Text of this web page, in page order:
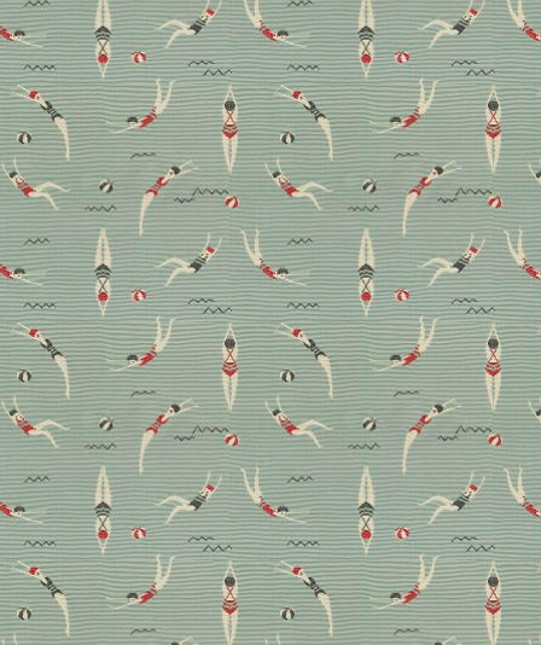
wohnt.
Wohnen
Nachgefragt: japanisches
Design – die hohe Kunst
detailverliebter
Einrichtung
Futon, Raumtrenner, Tee-Service und ein bisschen
Ikebana – von wegen fertig ist japanisches Design.
Zur authentischen Einrichtung gehört viel mehr, vor
allem Feingefühl. Was den minimalistischen und
gleichzeitig warmen Stil ausmacht, erklärt Charlotte
Wiessner von Carlo Berlin anhand ihres neuesten